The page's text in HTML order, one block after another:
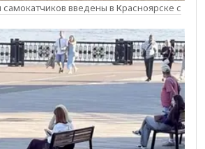
введены в Красноярске с